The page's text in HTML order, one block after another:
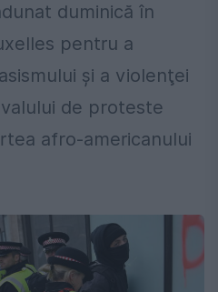
duminică în
pentru a
şi a violenţei
de proteste
afro-americanului